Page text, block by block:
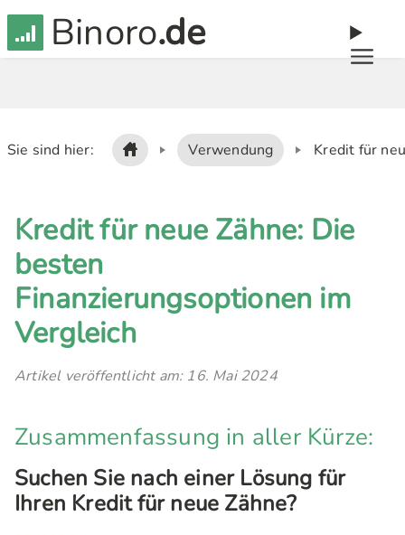
Binoro.de
Sie sind hier: Verwendung Kredit für
Kredit für neue Zähne: Die
besten
Finanzierungsoptionen im
Vergleich
Artikel veröffentlicht am: 16. Mai 2024
Zusammenfassung in aller Kürze:
Suchen Sie nach einer Lösung für
Ihren Kredit für neue Zähne?